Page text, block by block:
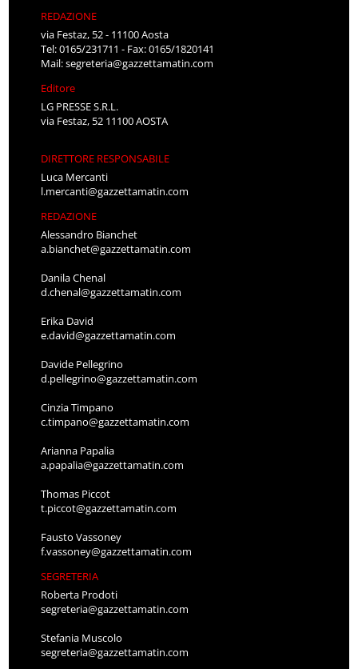
REDAZIONE
via Festaz, 52 - 11100 Aosta
Tel: 0165/231711 - Fax: 0165/1820141
Mail:segreteria@gazzettamatin.com
Editore
LG PRESSE S.R.L.
via Festaz, 52 11100 AOSTA
DIRETTORE RESPONSABILE
Luca Mercanti
l.mercanti@gazzettamatin.com
REDAZIONE
Alessandro Bianchet
a.bianchet@gazzettamatin.com
Danila Chenal
d.chenal@gazzettamatin.com
Erika David
e.david@gazzettamatin.com
Davide Pellegrino
d.pellegrino@gazzettamatin.com
Cinzia Timpano
c.timpano@gazzettamatin.com
Arianna Papalia
a.papalia@gazzettamatin.com
Thomas Piccot
t.piccot@gazzettamatin.com
Fausto Vassoney
f.vassoney@gazzettamatin.com
SEGRETERIA
Roberta Prodoti
segreteria@gazzettamatin.com
Stefania Muscolo
segreteria@gazzettamatin.com